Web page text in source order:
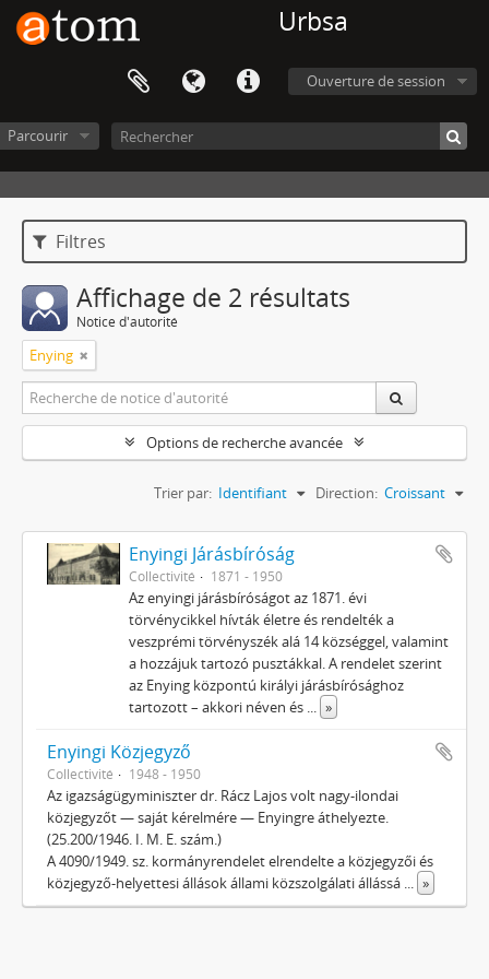
Urbsa
Ouverture de session
Parcourir
Filtres
Affichage de 2 résultats
Notice d'autorité
Enying
Options de recherche avancée
Trier par: Identifiant Direction: Croissant
Enyingi Járásbíróság
Collectivité 1871 - 1950
Az enyingi járásbíróságot az 1871. évi
törvénycikkel hívták életre és rendelték a
veszprémi törvényszék alá 14 községgel, valamint
a hozzájuk tartozó pusztákkal. A rendelet szerint
az Enying központú királyi járásbírósághoz
tartozott – akkori néven és ... »
Enyingi Közjegyző
Collectivité 1948 - 1950
Az igazságügyminiszter dr. Rácz Lajos volt nagy-ilondai
közjegyzőt — saját kérelmére — Enyingre áthelyezte.
(25.200/1946. I. M. E. szám.)
A 4090/1949. sz. kormányrendelet elrendelte a közjegyzői és
közjegyző-helyettesi állások állami közszolgálati állássá ... »